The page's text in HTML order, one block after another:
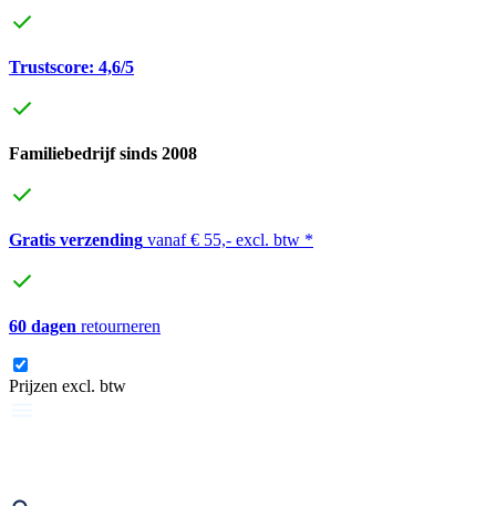
Trustscore: 4,6/5
Familiebedrijf sinds 2008
Gratis verzending vanaf € 55,- excl. btw *
60 dagen retourneren
Prijzen excl. btw